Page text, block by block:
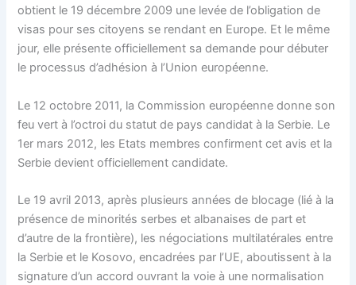
obtient le 19 décembre 2009 une levée de l’obligation de
visas pour ses citoyens se rendant en Europe. Et le même
jour, elle présente officiellement sa demande pour débuter
le processus d’adhésion à l’Union européenne.
Le 12 octobre 2011, la Commission européenne donne son
feu vert à l’octroi du statut de pays candidat à la Serbie. Le
1er mars 2012, les Etats membres confirment cet avis et la
Serbie devient officiellement candidate.
Le 19 avril 2013, après plusieurs années de blocage (lié à la
présence de minorités serbes et albanaises de part et
d’autre de la frontière), les négociations multilatérales entre
la Serbie et le Kosovo, encadrées par l’UE, aboutissent à la
signature d’un accord ouvrant la voie à une normalisation